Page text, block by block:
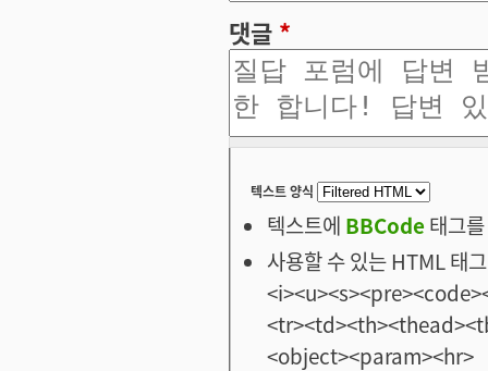
댓글 *
텍스트 양식
텍스트에 BBCode태그
사용할 수 있는 HTML
<object><param><hr>